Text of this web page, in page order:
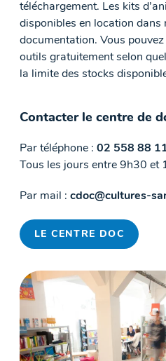
téléchargement. Les kits
disponibles en location dans
documentation. Vous
outils gratuitement selon
la limite des stocks
Contacter le centre de
Par téléphone : 02 558 88
Tous les jours entre 9h30
Par mail : cdoc@cultures-
LE CENTRE DOC